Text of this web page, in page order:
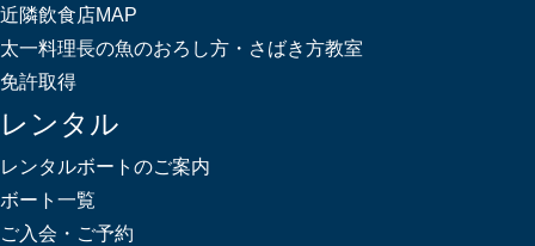
近隣飲食店MAP
太一料理長の魚のおろし方・さばき方教室
免許取得
レンタル
レンタルボートのご案内
ボート一覧
ご入会・ご予約